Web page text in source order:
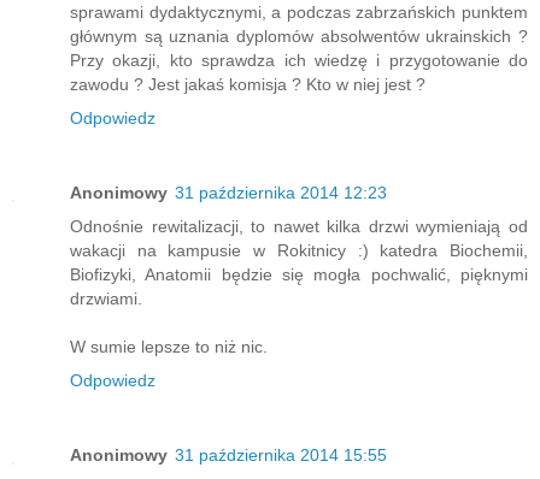
sprawami dydaktycznymi, a podczas zabrzańskich punktem
głównym są uznania dyplomów absolwentów ukrainskich ?
Przy okazji, kto sprawdza ich wiedzę i przygotowanie do
zawodu ? Jest jakaś komisja ? Kto w niej jest ?
Odpowiedz
Anonimowy 31 października 2014 12:23
Odnośnie rewitalizacji, to nawet kilka drzwi wymieniają od
wakacji na kampusie w Rokitnicy :) katedra Biochemii,
Biofizyki, Anatomii będzie się mogła pochwalić, pięknymi
drzwiami.
W sumie lepsze to niż nic.
Odpowiedz
Anonimowy 31 października 2014 15:55